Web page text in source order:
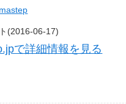
(2016-06-17)
で詳細情報を見る